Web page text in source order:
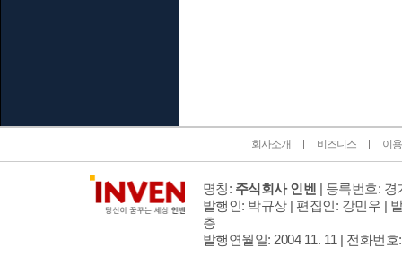
회사소개 비즈니스 이
명칭: 주식회사 인벤 | 등록번호: 경
발행인: 박규상 | 편집인: 강민우 |
층
발행연월일: 2004 11. 11 | 전화번호